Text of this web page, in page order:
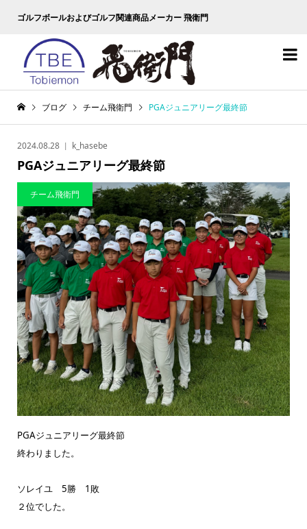
ゴルフボールおよびゴルフ関連商品メーカー 飛衛門

ブログ チーム飛衛門 PGAジュニアリーグ最終節
2024.08.28 k_hasebe
PGAジュニアリーグ最終節
チーム飛衛門
PGAジュニアリーグ最終節
終わりました。
ソレイユ 5勝 1敗
２位でした。